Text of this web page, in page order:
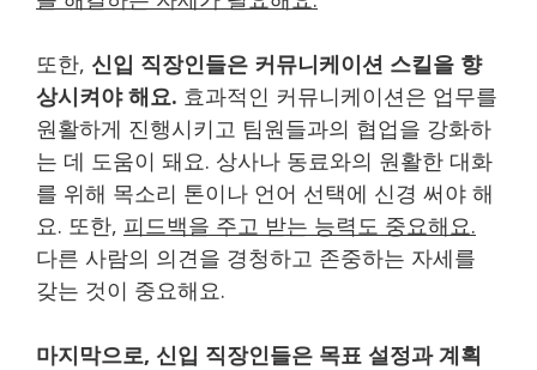
또한, 신입 직장인들은 커뮤니케이션 스킬을 향
상시켜야 해요. 효과적인 커뮤니케이션은 업무를
원활하게 진행시키고 팀원들과의 협업을 강화하
는 데 도움이 돼요. 상사나 동료와의 원활한 대화
를 위해 목소리 톤이나 언어 선택에 신경 써야 해
요. 또한, 피드백을 주고 받는 능력도 중요해요.
다른 사람의 의견을 경청하고 존중하는 자세를
갖는 것이 중요해요.
마지막으로, 신입 직장인들은 목표 설정과 계획